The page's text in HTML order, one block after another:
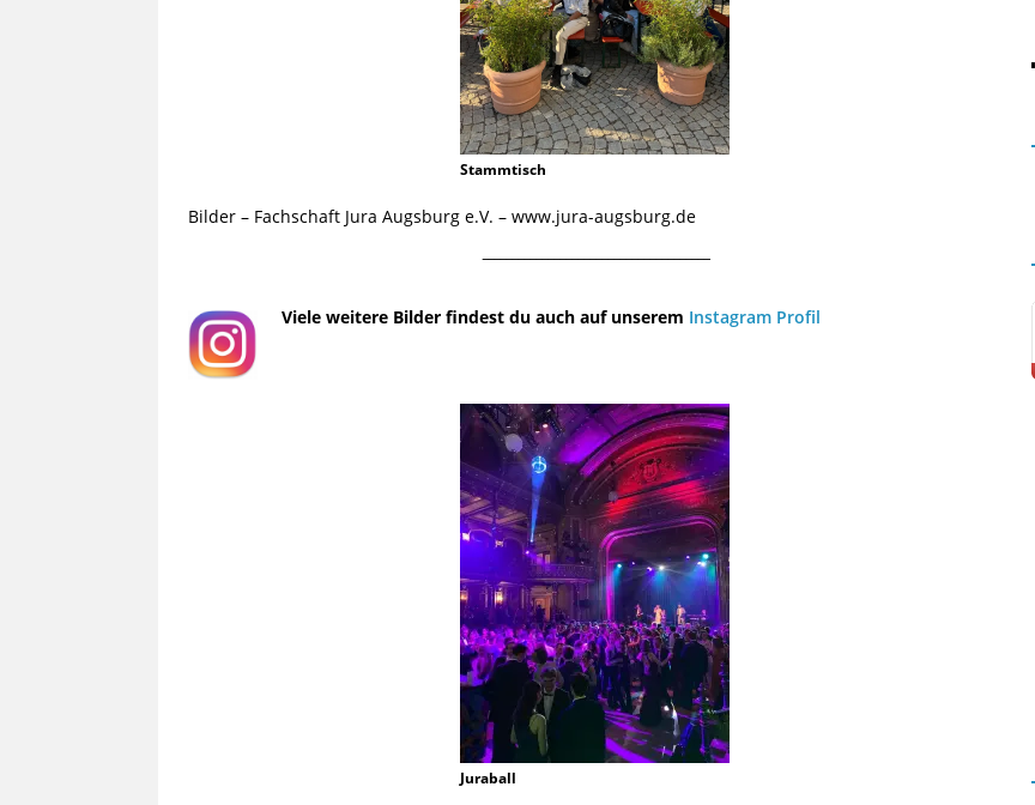
Stammtisch
Bilder – Fachschaft Jura Augsburg e.V. – www.jura-augsburg.de
¯¯¯¯¯¯¯¯¯¯¯¯¯¯¯¯¯¯¯¯¯¯¯¯¯¯¯¯¯¯¯¯¯¯¯¯¯¯
Viele weitere Bilder findest du auch auf unserem Instagram Profil
Juraball